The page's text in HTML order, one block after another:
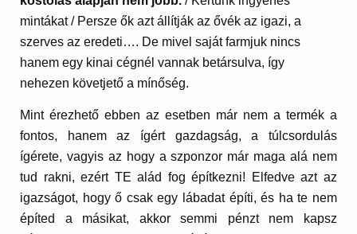
mintákat / Persze ők azt állítják az ővék az igazi, a
szerves az eredeti…. De mivel saját farmjuk nincs
hanem egy kinai cégnél vannak betársulva, így
nehezen követjető a mínőség.
Mint érezhető ebben az esetben már nem a termék a
fontos, hanem az ígért gazdagság, a túlcsordulás
ígérete, vagyis az hogy a szponzor már maga alá nem
tud rakni, ezért TE alád fog építkezni! Elfedve azt az
igazságot, hogy ő csak egy lábadat építi, és ha te nem
építed a másikat, akkor semmi pénzt nem kapsz